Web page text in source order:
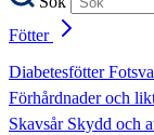
Fötter
Diabetesfötter
Förhårdnader och
Skavsår Skydd och